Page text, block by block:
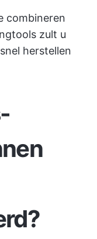
combineren
zult u
herstellen